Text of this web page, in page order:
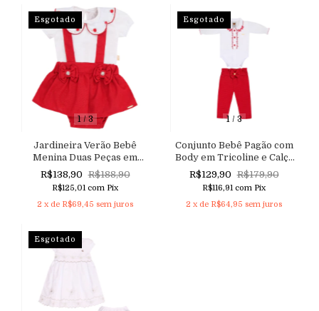
1/3
Esgotado
Jardineira Verão Bebê
Menina Duas Peças em
Sarja Linho e Body em
Malha com Gola Bordada e
Aplicação de Pérolas.
R$138,90 R$188,90
R$125,01 com Pix
2 x de R$69,45 sem juros
1/ 3
Esgotado
Conjunto Bebê Pagão com
Body em Tricoline e Calça
Clochard
R$129,90 R$179,90
R$116,91 com Pix
2 x de R$64,95 sem juros
Esgotado